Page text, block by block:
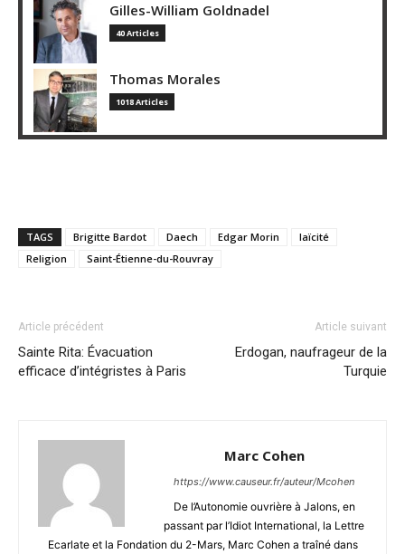
Gilles-William Goldnadel
40 Articles
Thomas Morales
1018 Articles
TAGS Brigitte Bardot Daech Edgar Morin
laïcité
Religion
Saint-Étienne-du-Rouvray
Article précédent
Sainte Rita: Évacuation
efficace d’intégristes à Paris
Article suivant
Erdogan, naufrageur de la
Turquie
Marc Cohen
https://www.causeur.fr/auteur/Mcohen
De l’Autonomie ouvrière à Jalons, en
passant par l’Idiot International, la Lettre
Ecarlate et la Fondation du 2-Mars, Marc Cohen a traîné dans